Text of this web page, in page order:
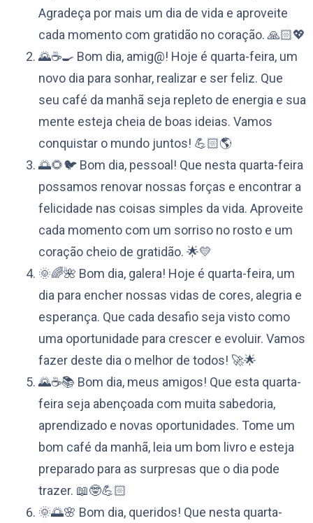
Agradeça por mais um dia de vida e aproveite
cada momento com gratidão no coração. 🙏🏻💖
🌄☕️🍳 Bom dia, amig@! Hoje é quarta-feira, um
novo dia para sonhar, realizar e ser feliz. Que
seu café da manhã seja repleto de energia e sua
mente esteja cheia de boas ideias. Vamos
conquistar o mundo juntos! 💪🏻🌎
🌅🌻🐦 Bom dia, pessoal! Que nesta quarta-feira
possamos renovar nossas forças e encontrar a
felicidade nas coisas simples da vida. Aproveite
cada momento com um sorriso no rosto e um
coração cheio de gratidão. 🌟💛
🌞🌈🌺 Bom dia, galera! Hoje é quarta-feira, um
dia para encher nossas vidas de cores, alegria e
esperança. Que cada desafio seja visto como
uma oportunidade para crescer e evoluir. Vamos
fazer deste dia o melhor de todos! 🚀🌟
🌄☕️📚 Bom dia, meus amigos! Que esta quarta-
feira seja abençoada com muita sabedoria,
aprendizado e novas oportunidades. Tome um
bom café da manhã, leia um bom livro e esteja
preparado para as surpresas que o dia pode
trazer. 📖🤓💪🏻
🌞🌅🌸 Bom dia, queridos! Que nesta quarta-